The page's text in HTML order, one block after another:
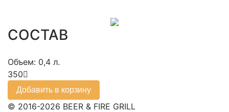
СОСТАВ
Объем: 0,4 л.
350
Добавить в корзину
© 2016-2026 BEER & FIRE GRILL